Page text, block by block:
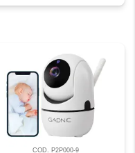
COD. P2P000-9